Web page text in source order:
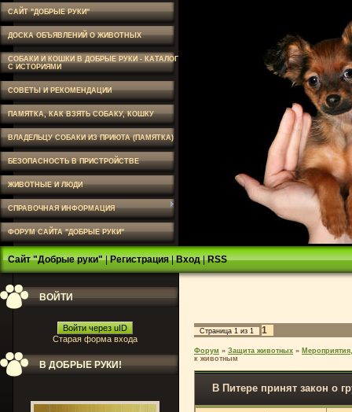
САЙТ "ДОБРЫЕ РУКИ"
ДОСКА ОБЪЯВЛЕНИЙ О ЖИВОТНЫХ
СОБАКИ И КОШКИ В ДОБРЫЕ РУКИ - КАТАЛОГ
С ИСТОРИЯМИ
СОВЕТЫ И РЕКОМЕНДАЦИИ
ПАМЯТКА, КАК ВЗЯТЬ СОБАКУ, КОШКУ
ВЛАДЕЛЬЦУ СОБАКИ ИЗ ПРИЮТА (ПАМЯТКА)
БЕЗОПАСНОСТЬ В ПРИСТРОЙСТВЕ
ЖИВОТНЫЕ И ЛЮДИ
СПРАВОЧНАЯ ИНФОРМАЦИЯ
ФОРУМ САЙТА "ДОБРЫЕ РУКИ"
Сайт "Добрые руки"|Регистрация|Вход|RSS
ВОЙТИ
Войти через uID
Старая форма входа
В ДОБРЫЕ РУКИ!
Страница 1 из 1 1
Форум » Защита животных »
к животным
В Питере принят закон о